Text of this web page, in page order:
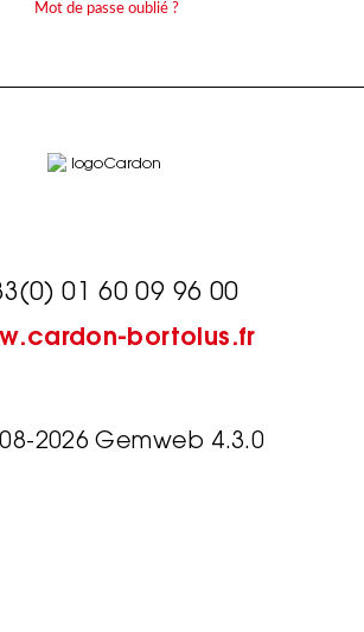
Mot de passe oublié ?
01 60 09 96 00
bortolus.fr
2026 Gemweb 4.3.0